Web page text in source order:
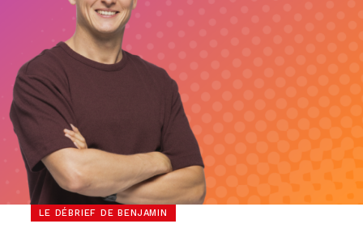
LE DÉBRIEF DE BENJAMIN